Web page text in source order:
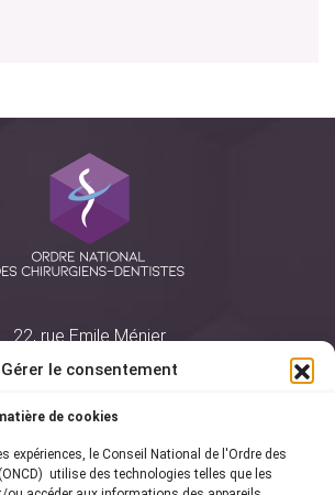
Gérer le consentement
de cookies
expériences, le Conseil National de l'Ordre des
utilise des technologies telles que les
22, rue Emile Ménier
75761 Paris Cedex 16
01 44 34 78 80
courrier@oncd.org